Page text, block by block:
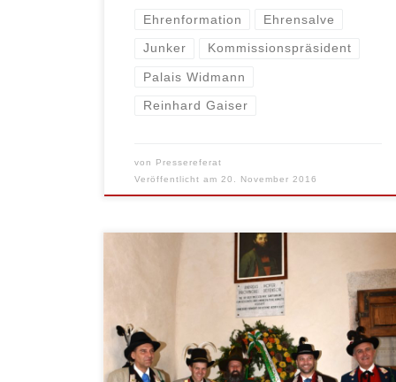
Ehrenformation Ehrensalve
Junker Kommissionspräsident
Palais Widmann
Reinhard Gaiser
von Pressereferat
Veröffentlicht am 20. November 2016
Da die Straße zum Wallfahrtsort St.
Romedius wegen Steinschlags in letzter
Zeit gesperrt war, wartete heuer die
Andreas-Hofer-Feier des Welschtiroler
Schützenbundes mit einigen Neuerungen
auf. Man wich auf die Basilika von Sanzeno